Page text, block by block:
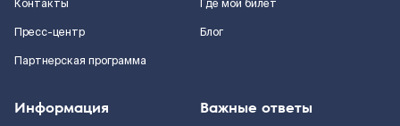
Контакты
Пресс-центр
Партнерская программа
Где мой билет
Блог
Информация Важные ответы